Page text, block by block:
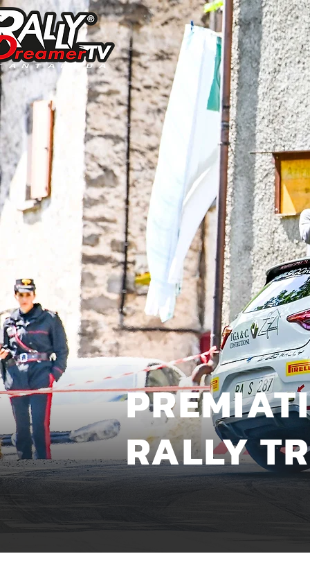
RALLY